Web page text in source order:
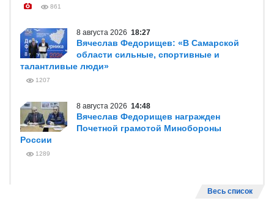
861
8 августа 2026 18:27
Вячеслав Федорищев: «В Самарской
области сильные, спортивные и
талантливые люди»
1207
8 августа 2026 14:48
Вячеслав Федорищев награжден
Почетной грамотой Минобороны
России
1289
Весь список